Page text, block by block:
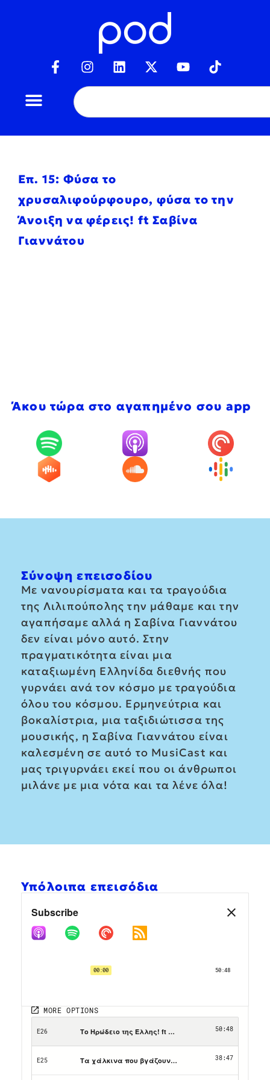
Επ. 15: Φύσα το
χρυσαλιφούρφουρο, φύσα το την
Άνοιξη να φέρεις! ft Σαβίνα
Γιαννάτου
Άκου τώρα στο αγαπημένο σου app
Σύνοψη επεισοδίου
Με νανουρίσματα και τα τραγούδια
της Λιλιπούπολης την μάθαμε και την
αγαπήσαμε αλλά η Σαβίνα Γιαννάτου
δεν είναι μόνο αυτό. Στην
πραγματικότητα είναι μια
καταξιωμένη Ελληνίδα διεθνής που
γυρνάει ανά τον κόσμο με τραγούδια
όλου του κόσμου. Ερμηνεύτρια και
βοκαλίστρια, μια ταξιδιώτισσα της
μουσικής, η Σαβίνα Γιαννάτου είναι
καλεσμένη σε αυτό το MusiCast και
μας τριγυρνάει εκεί που οι άνθρωποι
μιλάνε με μια νότα και τα λένε όλα!
Υπόλοιπα επεισόδια